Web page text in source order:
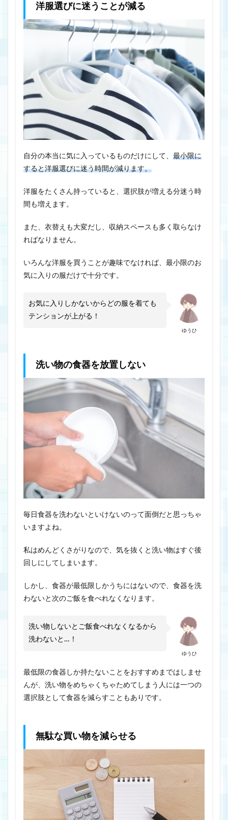
洋服選びに迷うことが減る
自分の本当に気に入っているものだけにして、 最小限に
すると洋服選びに迷う時間が減ります。
洋服をたくさん持っていると、選択肢が増える分迷う時
間も増えます。
また、衣替えも大変だし、収納スペースも多く取らなけ
ればなりません。
いろんな洋服を買うことが趣味でなければ、最小限のお
気に入りの服だけで十分です。
ゆうひ
お気に入りしかないからどの服を着ても
テンションが上がる！
洗い物の食器を放置しない
毎日食器を洗わないといけないのって面倒だと思っちゃ
いますよね。
私はめんどくさがりなので、気を抜くと洗い物はすぐ後
回しにしてしまいます。
しかし、食器が最低限しかうちにはないので、食器を洗
わないと次のご飯を食べれなくなります。
ゆうひ
洗い物しないとご飯食べれなくなるから
洗わないと…！
最低限の食器しか持たないことをおすすめまではしませ
んが、洗い物をめちゃくちゃためてしまう人には一つの
選択肢として食器を減らすこともありです。
無駄な買い物を減らせる